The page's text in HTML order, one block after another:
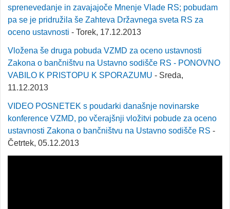
sprenevedanje in zavajajoče Mnenje Vlade RS; pobudam
pa se je pridružila še Zahteva Državnega sveta RS za
oceno ustavnosti - Torek, 17.12.2013
Vložena še druga pobuda VZMD za oceno ustavnosti
Zakona o bančništvu na Ustavno sodišče RS - PONOVNO
VABILO K PRISTOPU K SPORAZUMU - Sreda,
11.12.2013
VIDEO POSNETEK s poudarki današnje novinarske
konference VZMD, po včerajšnji vložitvi pobude za oceno
ustavnosti Zakona o bančništvu na Ustavno sodišče RS -
Četrtek, 05.12.2013